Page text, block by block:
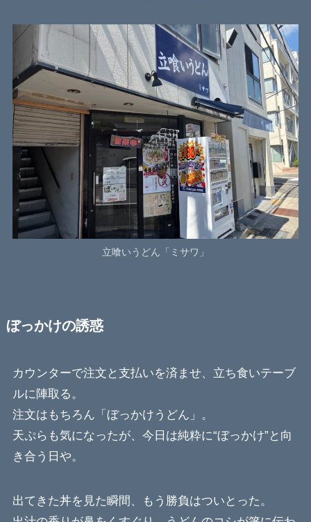
立喰いうどん「ミサワ」
ぼっかけの誘惑
カウンターで注文と支払いを済ませ、立ち食いテーブ
ルに陣取る。
注文はもちろん「ぼっかけうどん」。
天ぷらも気になったが、今日は純粋に“ぼっかけ”と向
き合う日や。
出てきた丼を見た瞬間、もう勝負はついとった。